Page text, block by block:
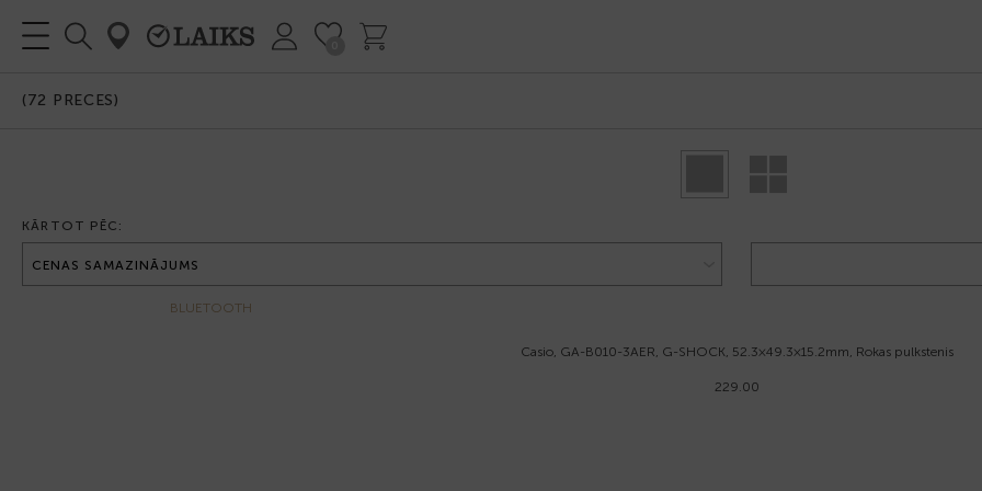
(72 PRECES)
KĀRTOT PĒC:
BLUETOOTH
Casio, GA-B010-3AER, G-SHOCK, 52.3×49.3×15.2mm, Rokas pulkstenis
229.00